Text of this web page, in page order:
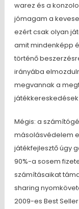
warez és a
jómagam a
ezért csak olyan
amit mindenképp
történő
irányába
megvannak a
Mégis: a
másolásvédelem
játékfejlesztő úgy
90%-a sosem
számításaikat
sharing
2009-es Best Seller